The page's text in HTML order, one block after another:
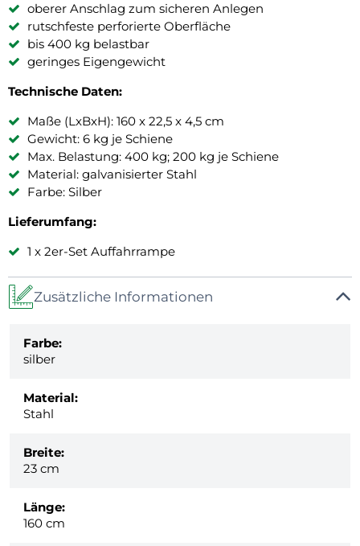
oberer Anschlag zum sicheren Anlegen
rutschfeste perforierte Oberfläche
bis 400 kg belastbar
geringes Eigengewicht
Technische Daten:
Maße (LxBxH): 160 x 22,5 x 4,5 cm
Gewicht: 6 kg je Schiene
Max. Belastung: 400 kg; 200 kg je Schiene
Material: galvanisierter Stahl
Farbe: Silber
Lieferumfang:
1 x 2er-Set Auffahrrampe
Zusätzliche Informationen
Farbe:
silber
Material:
Stahl
Breite:
23 cm
Länge:
160 cm